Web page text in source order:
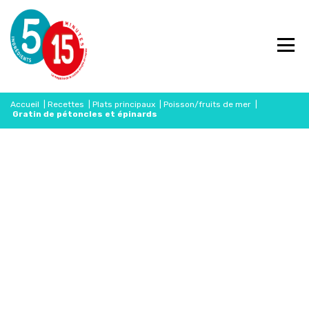
Accueil Recettes Plats principaux Poisson/fruits de mer
Gratin de pétoncles et épinards